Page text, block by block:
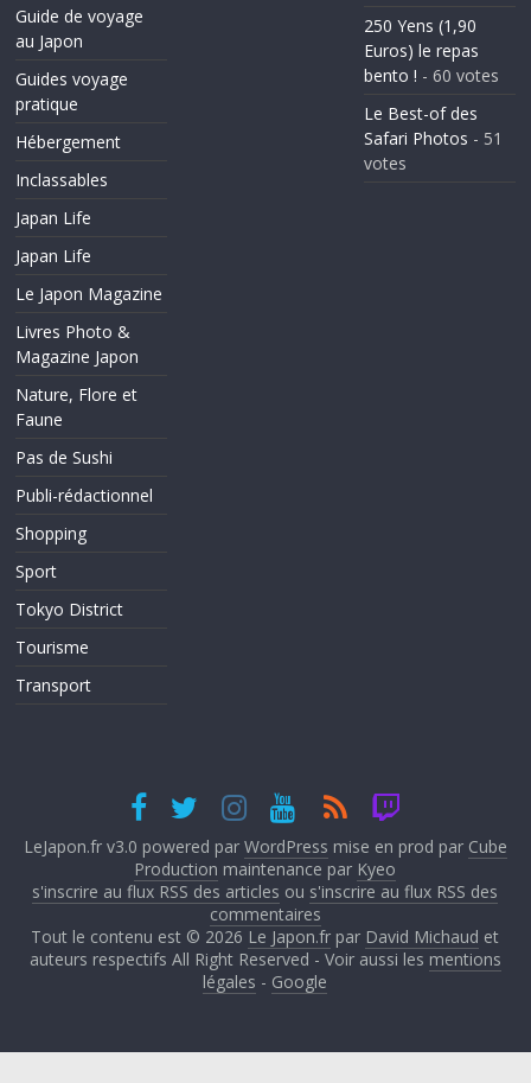
Guide de voyage
au Japon
Guides voyage
pratique
Hébergement
Inclassables
Japan Life
Japan Life
Le Japon Magazine
Livres Photo &
Magazine Japon
Nature, Flore et
Faune
Pas de Sushi
Publi-rédactionnel
Shopping
Sport
Tokyo District
Tourisme
Transport
250 Yens (1,90
Euros) le repas
bento ! - 60 votes
Le Best-of des
Safari Photos - 51
votes
LeJapon.fr v3.0 powered par WordPress mise en prod par Cube
Production maintenance par Kyeo
s'inscrire au flux RSS des articles ou s'inscrire au flux RSS des
commentaires
Tout le contenu est © 2026 Le Japon.fr par David Michaud et
auteurs respectifs All Right Reserved - Voir aussi les mentions
légales - Google